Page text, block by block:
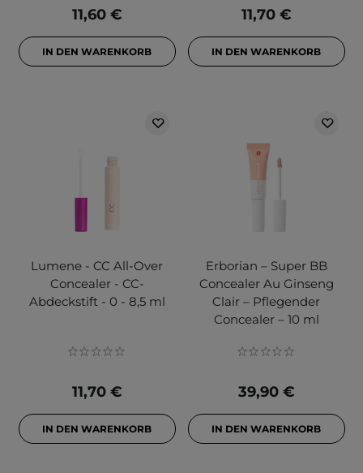
11,60 €
IN DEN WARENKORB
11,70 €
IN DEN WARENKORB
Lumene - CC All-Over
Concealer - CC-
Abdeckstift - 0 - 8,5 ml
11,70 €
IN DEN WARENKORB
Erborian – Super BB
Concealer Au Ginseng
Clair – Pflegender
Concealer – 10 ml
39,90 €
IN DEN WARENKORB